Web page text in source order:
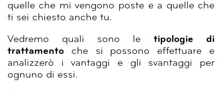
quelle che mi vengono poste e a quelle che
ti sei chiesto anche tu.
Vedremo quali sono letipologie di
trattamentoche si possono effettuare e
analizzerò i vantaggi e gli svantaggi per
ognuno di essi.